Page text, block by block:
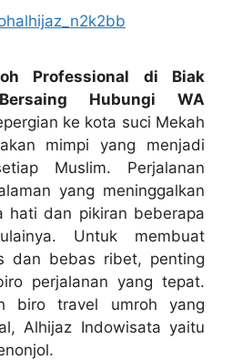
Professional di Biak
Hubungi WA
ke kota suci Mekah
mimpi yang menjadi
Muslim. Perjalanan
yang meninggalkan
hati dan pikiran beberapa
Untuk membuat
dan bebas ribet, penting
perjalanan yang tepat.
biro travel umroh yang
Alhijaz Indowisata yaitu